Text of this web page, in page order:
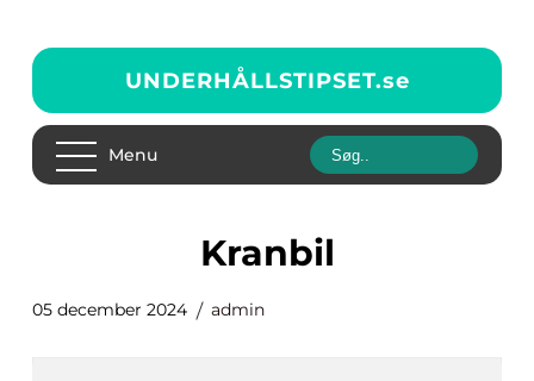
UNDERHÅLLSTIPSET.se
Menu
Kranbil
05 december 2024 admin